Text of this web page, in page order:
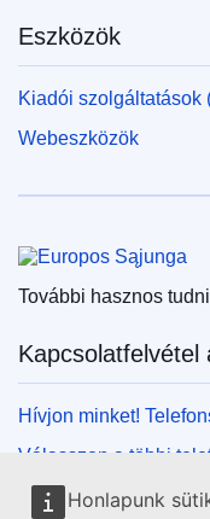
Honlapunk
Eszközök
Kiadói szolgáltatások
Webeszközök
Európai Unió
További hasznos
Kapcsolatfelvétel
Hívjon minket!
Válasszon a többi
közül!